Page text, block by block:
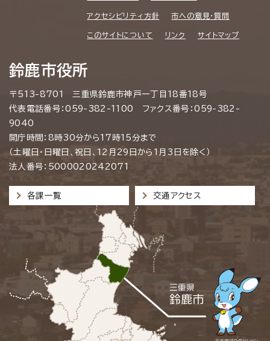
アクセシビリティ方針 市への意見・質問
このサイトについて リンク サイトマップ
鈴鹿市役所
〒513-8701 三重県鈴鹿市神戸一丁目18番18号
代表電話番号：059-382-1100 ファクス番号：059-382-
9040
開庁時間：8時30分から17時15分まで
（土曜日・日曜日、祝日、12月29日から1月3日を除く）
法人番号：5000020242071
各課一覧 交通アクセス